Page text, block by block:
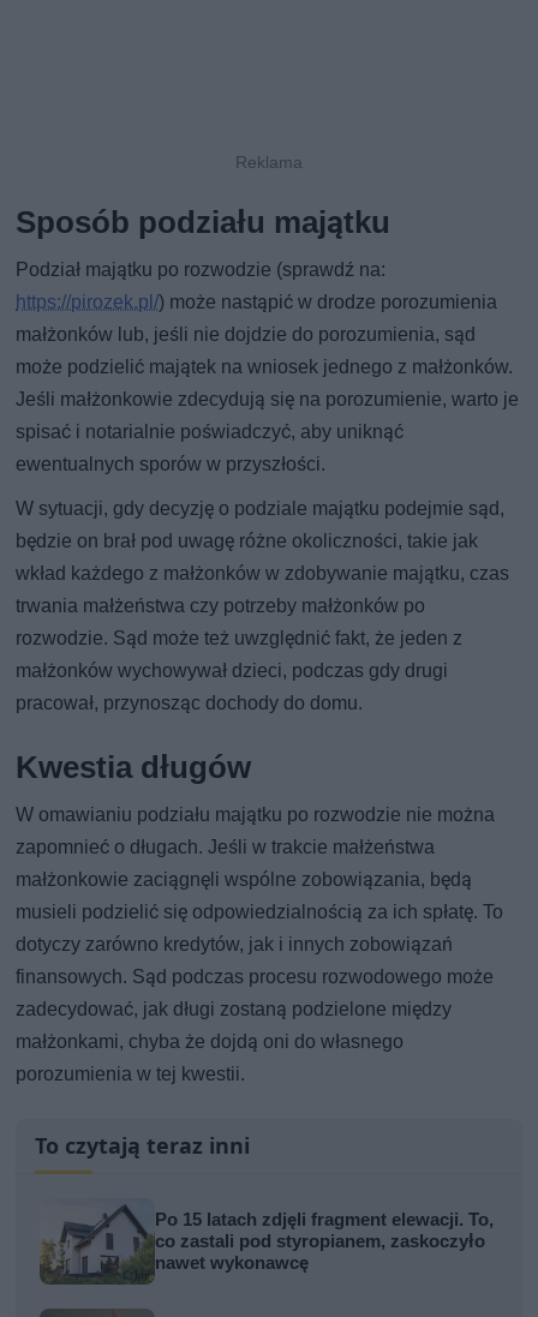
Sposób podziału majątku
Podział majątku po rozwodzie (sprawdź na:
https://pirozek.pl/) może nastąpić w drodze porozumienia
małżonków lub, jeśli nie dojdzie do porozumienia, sąd
może podzielić majątek na wniosek jednego z małżonków.
Jeśli małżonkowie zdecydują się na porozumienie, warto je
spisać i notarialnie poświadczyć, aby uniknąć
ewentualnych sporów w przyszłości.
W sytuacji, gdy decyzję o podziale majątku podejmie sąd,
będzie on brał pod uwagę różne okoliczności, takie jak
wkład każdego z małżonków w zdobywanie majątku, czas
trwania małżeństwa czy potrzeby małżonków po
rozwodzie. Sąd może też uwzględnić fakt, że jeden z
małżonków wychowywał dzieci, podczas gdy drugi
pracował, przynosząc dochody do domu.
Kwestia długów
W omawianiu podziału majątku po rozwodzie nie można
zapomnieć o długach. Jeśli w trakcie małżeństwa
małżonkowie zaciągnęli wspólne zobowiązania, będą
musieli podzielić się odpowiedzialnością za ich spłatę. To
dotyczy zarówno kredytów, jak i innych zobowiązań
finansowych. Sąd podczas procesu rozwodowego może
zadecydować, jak długi zostaną podzielone między
małżonkami, chyba że dojdą oni do własnego
porozumienia w tej kwestii.
To czytają teraz inni
Po 15 latach zdjęli fragment elewacji. To,
co zastali pod styropianem, zaskoczyło
nawet wykonawcę